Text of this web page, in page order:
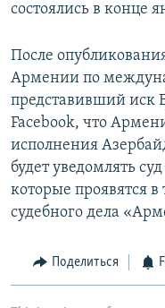
состоялись в конце
После
Армении по
представивший иск
Facebook, что
исполнения
будет уведомлять
которые проявятся в
судебного дела
Поделиться